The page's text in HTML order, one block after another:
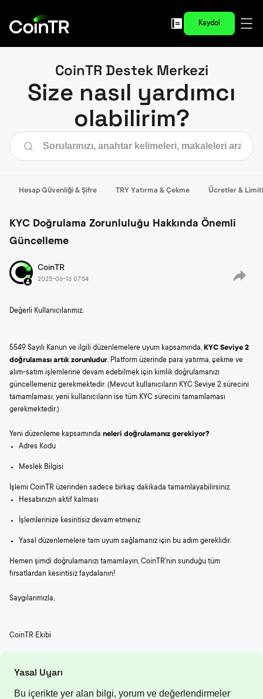
Kaydol
CoinTR Destek Merkezi
Size nasıl yardımcı
olabilirim?
Hesap Güvenliği & Şifre TRY Yatırma & Çekme Ücretler &
KYC Doğrulama Zorunluluğu Hakkında Önemli
Güncelleme
CoinTR
2025-06-16 07:54
Değerli Kullanıcılarımız,
5549 Sayılı Kanun ve ilgili düzenlemelere uyum kapsamında, KYC Seviye 2
doğrulaması artık zorunludur. Platform üzerinde para yatırma, çekme ve
alım-satım işlemlerine devam edebilmek için kimlik doğrulamanızı
güncellemeniz gerekmektedir. (Mevcut kullanıcıların KYC Seviye 2 sürecini
tamamlaması, yeni kullanıcıların ise tüm KYC sürecini tamamlaması
gerekmektedir.)
Yeni düzenleme kapsamında neleri doğrulamanız gerekiyor?
Adres Kodu
Meslek Bilgisi
İşlemi CoinTR üzerinden sadece birkaç dakikada tamamlayabilirsiniz.
Hesabınızın aktif kalması
İşlemlerinize kesintisiz devam etmeniz
Yasal düzenlemelere tam uyum sağlamanız için bu adım gereklidir.
Hemen şimdi doğrulamanızı tamamlayın, CoinTR'nin sunduğu tüm
fırsatlardan kesintisiz faydalanın!
Saygılarımızla,
CoinTR Ekibi
Yasal Uyarı
Bu içerikte yer alan bilgi, yorum ve değerlendirmeler